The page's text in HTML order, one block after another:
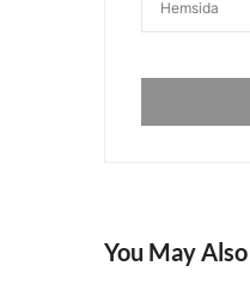
You May